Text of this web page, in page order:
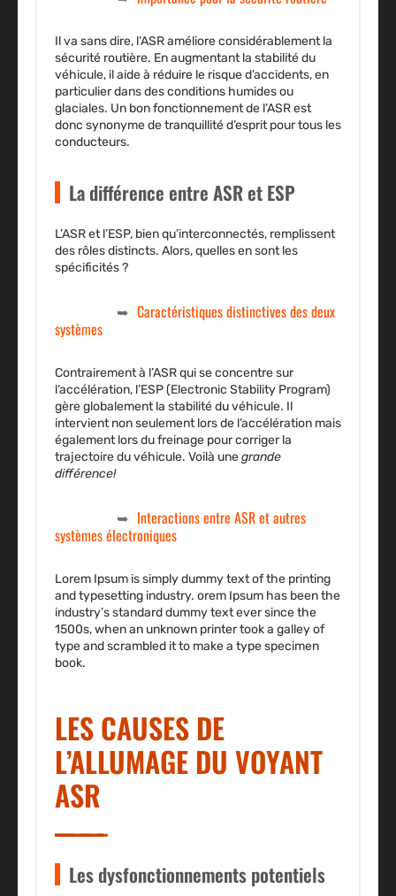
Il va sans dire, l’ASR améliore considérablement la
sécurité routière. En augmentant la stabilité du
véhicule, il aide à réduire le risque d’accidents, en
particulier dans des conditions humides ou
glaciales. Un bon fonctionnement de l’ASR est
donc synonyme de tranquillité d’esprit pour tous les
conducteurs.
La différence entre ASR et ESP
L’ASR et l’ESP, bien qu’interconnectés, remplissent
des rôles distincts. Alors, quelles en sont les
spécificités ?
Caractéristiques distinctives des deux
systèmes
Contrairement à l’ASR qui se concentre sur
l’accélération, l’ESP (Electronic Stability Program)
gère globalement la stabilité du véhicule. Il
intervient non seulement lors de l’accélération mais
également lors du freinage pour corriger la
trajectoire du véhicule. Voilà unegrande
différence!
Interactions entre ASR et autres
systèmes électroniques
Lorem Ipsum is simply dummy text of the printing
and typesetting industry. orem Ipsum has been the
industry’s standard dummy text ever since the
1500s, when an unknown printer took a galley of
type and scrambled it to make a type specimen
book.
LES CAUSES DE
L’ALLUMAGE DU VOYANT
ASR
Les dysfonctionnements potentiels